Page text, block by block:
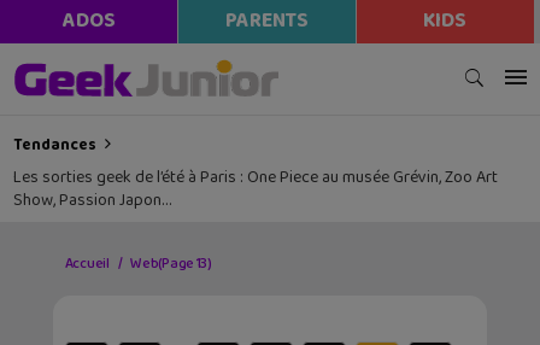
ADOS PARENTS KIDS
Tendances
Les sorties geek de l’été à Paris : One Piece au musée Grévin, Zoo Art
Show, Passion Japon…
Accueil Web(Page 13)